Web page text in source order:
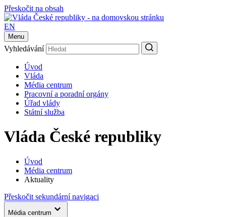
Přeskočit na obsah
EN
Menu
Vyhledávání
Úvod
Vláda
Média centrum
Pracovní a poradní orgány
Úřad vlády
Státní služba
Vláda České republiky
Úvod
Média centrum
Aktuality
Přeskočit sekundární navigaci
Média centrum